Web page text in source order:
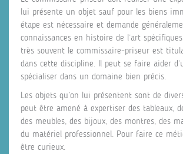
lui présente un objet sauf pour les biens
étape est nécessaire et demande
connaissances en histoire de l’art
très souvent le commissaire-priseur est
dans cette discipline. Il peut se faire aider
spécialiser dans un domaine bien précis.
Les objets qu’on lui présentent sont de
peut être amené à expertiser des tableaux,
des meubles, des bijoux, des montres, des
du matériel professionnel. Pour faire ce
être curieux.